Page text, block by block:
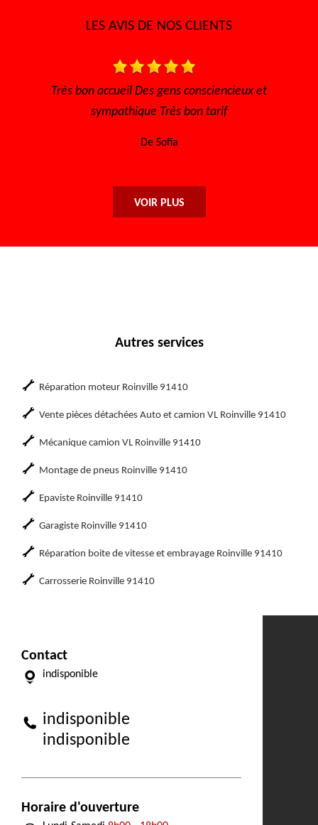
LES AVIS DE NOS CLIENTS
gens consciencieux et
Très bon tarif
Très bon accueil, rapide
l'écoute Disponible,
VOIR PLUS
Autres services
Réparation moteur Roinville 91410
Vente pièces détachées Auto et camion VL Roinville 91410
Mécanique camion VL Roinville 91410
Montage de pneus Roinville 91410
Epaviste Roinville 91410
Garagiste Roinville 91410
Réparation boite de vitesse et embrayage Roinville 91410
Carrosserie Roinville 91410
Contact
indisponible
indisponible
indisponible
Horaire d'ouverture